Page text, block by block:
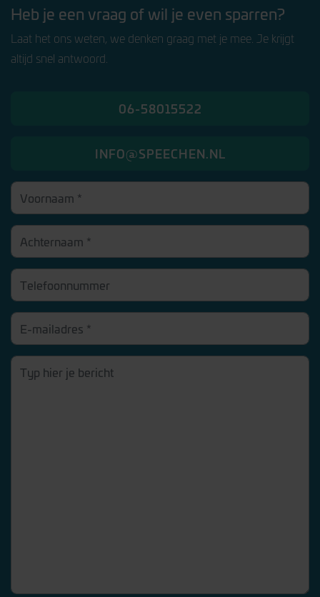
Heb je een vraag of wil je even sparren?
Laat het ons weten, we denken graag met je mee. Je krijgt
altijd snel antwoord.
06-58015522
INFO@SPEECHEN.NL